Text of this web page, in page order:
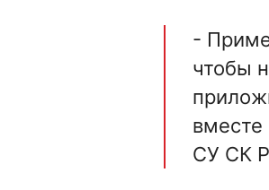
-
чтобы
вместе
СУ СК